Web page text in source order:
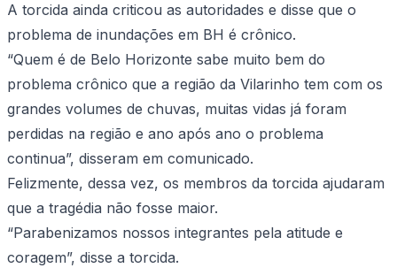
A torcida ainda criticou as autoridades e disse que o
problema de inundações em BH é crônico.
“Quem é de Belo Horizonte sabe muito bem do
problema crônico que a região da Vilarinho tem com os
grandes volumes de chuvas, muitas vidas já foram
perdidas na região e ano após ano o problema
continua”, disseram em comunicado.
Felizmente, dessa vez, os membros da torcida ajudaram
que a tragédia não fosse maior.
“Parabenizamos nossos integrantes pela atitude e
coragem”, disse a torcida.